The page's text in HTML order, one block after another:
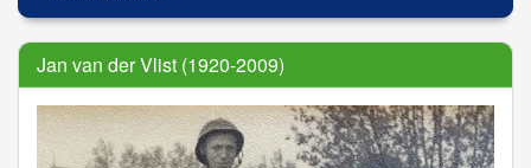
Jan van der Vlist (1920-2009)